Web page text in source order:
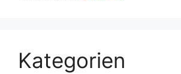
Kategorien